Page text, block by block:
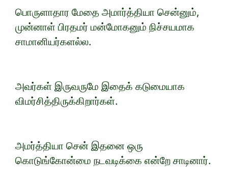
பொருளாதார மேதை அமார்த்தியா சென்னும்,
முன்னாள் பிரதமர் மன்மோகனும் நிச்சயமாக
சாமானியர்களல்ல.
அவர்கள் இருவருமே இதைக் கடுமையாக
விமர்சித்திருக்கிறார்கள்.
அமர்த்தியா சென் இதனை ஒரு
கொடுங்கோன்மை நடவடிக்கை என்றே சாடினார்.